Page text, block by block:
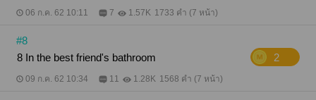
06 ก.ค. 62 10:11 7 1.57K 1733 คำ (7 หน้า)
#8
8 In the best friend's bathroom
2
09 ก.ค. 62 10:34 11 1.28K 1568 คำ (7 หน้า)